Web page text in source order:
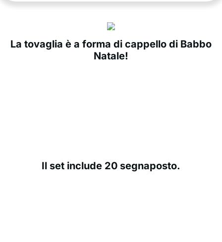
La tovaglia è a forma di cappello di Babbo
Natale!